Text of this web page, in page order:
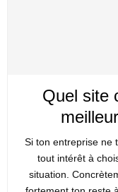
Quel site
Si ton entreprise ne
tout intérêt à
situation.